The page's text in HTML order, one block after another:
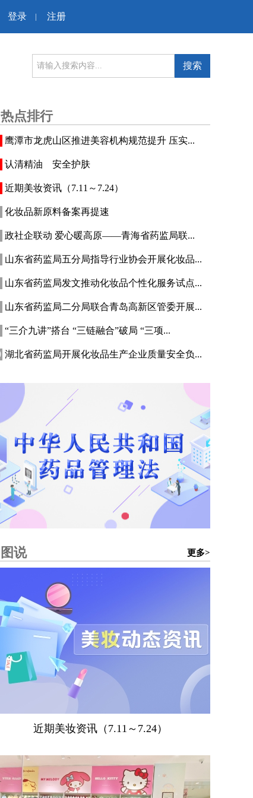
登录 | 注册
搜索
热点排行
鹰潭市龙虎山区推进美容机构规范提升 压实...
认清精油 安全护肤
近期美妆资讯（7.11～7.24）
化妆品新原料备案再提速
政社企联动 爱心暖高原——青海省药监局联...
山东省药监局五分局指导行业协会开展化妆品...
山东省药监局发文推动化妆品个性化服务试点...
山东省药监局二分局联合青岛高新区管委开展...
“三介九讲”搭台 “三链融合”破局 “三项...
湖北省药监局开展化妆品生产企业质量安全负...
图说 更多>
近期美妆资讯（7.11～7.24）